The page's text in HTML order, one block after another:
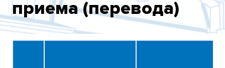
приема (перевода)